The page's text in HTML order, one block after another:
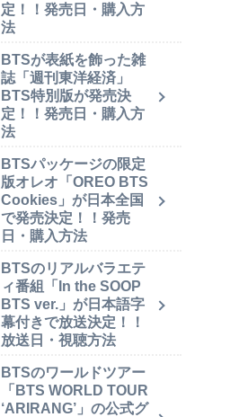
定！！発売日・購入方
法
BTSが表紙を飾った雑
誌「週刊東洋経済」
BTS特別版が発売決
定！！発売日・購入方
法
BTSパッケージの限定
版オレオ「OREO BTS
Cookies」が日本全国
で発売決定！！発売
日・購入方法
BTSのリアルバラエテ
ィ番組「In the SOOP
BTS ver.」が日本語字
幕付きで放送決定！！
放送日・視聴方法
BTSのワールドツアー
「BTS WORLD TOUR
‘ARIRANG’」の公式グ